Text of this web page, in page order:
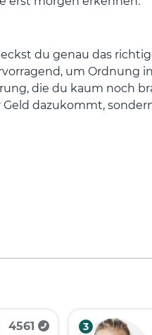
du genau das
um Ordnung
die du kaum noch
dazukommt,
4561 3